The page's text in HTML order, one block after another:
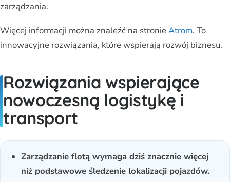
zarządzania.
Więcej informacji można znaleźć na stronieAtrom. To
innowacyjne rozwiązania, które wspierają rozwój biznesu.
Rozwiązania wspierające
nowoczesną logistykę i
transport
Zarządzanie flotą wymaga dziś znacznie więcej
niż podstawowe śledzenie lokalizacji pojazdów.